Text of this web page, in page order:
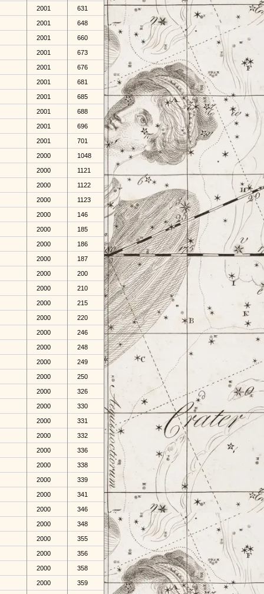
2001 631
2001 648
2001 660
2001 673
2001 676
2001 681
2001 685
2001 688
2001 696
2001 701
2000 1048
2000 1121
2000 1122
2000 1123
2000 146
2000 185
2000 186
2000 187
2000 200
2000 210
2000 215
2000 220
2000 246
2000 248
2000 249
2000 250
2000 326
2000 330
2000 331
2000 332
2000 336
2000 338
2000 339
2000 341
2000 346
2000 348
2000 355
2000 356
2000 358
2000 359